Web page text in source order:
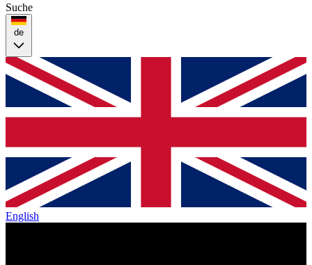
Suche
de
English